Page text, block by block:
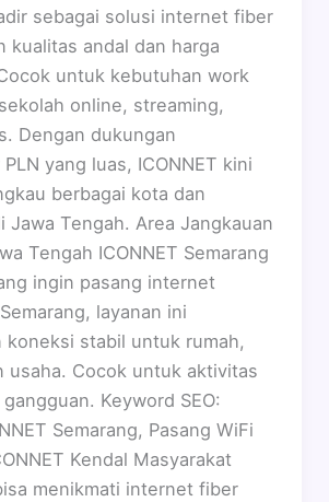
sebagai solusi internet fiber
kualitas andal dan harga
untuk kebutuhan work
online, streaming,
Dengan dukungan
yang luas, ICONNET kini
berbagai kota dan
Jawa Tengah. Area Jangkauan
Tengah ICONNET Semarang
ingin pasang internet
layanan ini
koneksi stabil untuk rumah,
usaha. Cocok untuk aktivitas
Keyword SEO:
Semarang, Pasang WiFi
Kendal Masyarakat
menikmati internet fiber